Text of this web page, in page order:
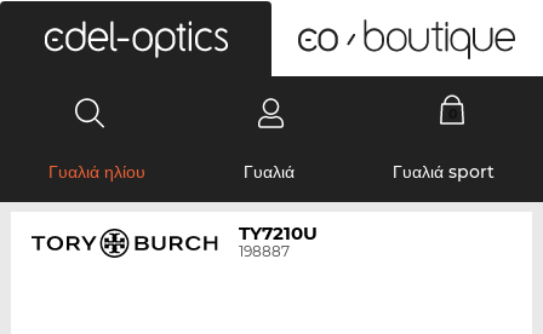
Γυαλιά ηλίου Γυαλιά Γυαλιά sport
TY7210U
198887